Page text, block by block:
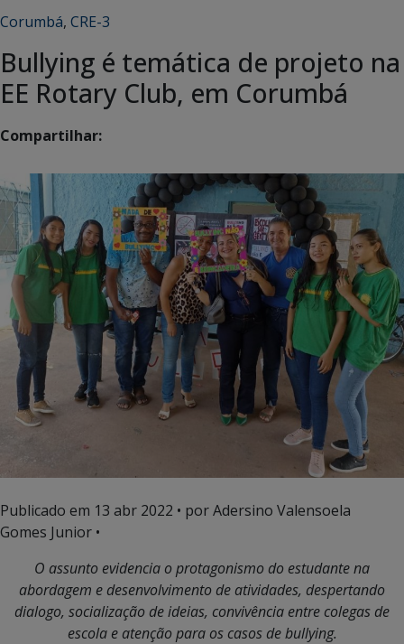
Corumbá, CRE-3
Bullying é temática de projeto na
EE Rotary Club, em Corumbá
Compartilhar:
Publicado em 13 abr 2022 • por Adersino Valensoela
Gomes Junior •
O assunto evidencia o protagonismo do estudante na
abordagem e desenvolvimento de atividades, despertando
dialogo, socialização de ideias, convivência entre colegas de
escola e atenção para os casos de bullying.